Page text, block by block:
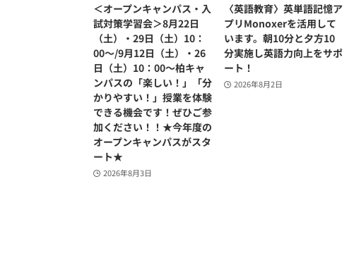
＜オープンキャンパス・入
試対策学習会＞8月22日
（土）・29日（土）10：
00～/9月12日（土）・26
日（土）10：00～柏キャ
ンパスの「楽しい！」「分
かりやすい！」授業を体験
できる機会です！ぜひご参
加ください！！★今年度の
オープンキャンパスがスタ
ート★
2026年8月3日
〈英語教育〉英単語記憶ア
プリMonoxerを活用して
います。朝10分と夕方10
分実施し英語力向上をサポ
ート！
2026年8月2日